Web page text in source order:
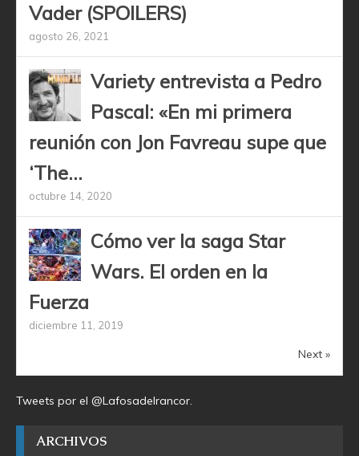
Vader (SPOILERS)
agosto 26, 2021
Variety entrevista a Pedro
Pascal: «En mi primera
reunión con Jon Favreau supe que
‘The...
octubre 14, 2020
Cómo ver la saga Star
Wars. El orden en la
Fuerza
diciembre 11, 2019
Next »
Tweets por el @Lafosadelrancor.
ARCHIVOS